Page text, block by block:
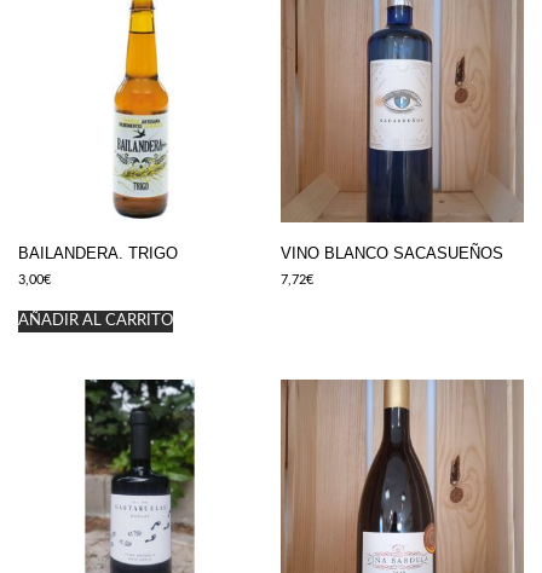
BAILANDERA. TRIGO
3,00€
AÑADIR AL CARRITO
VINO BLANCO SACASUEÑOS
7,72€